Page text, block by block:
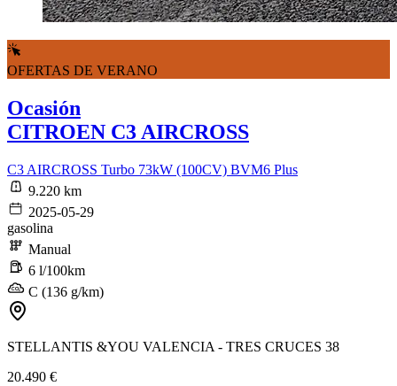
OFERTAS DE VERANO
Ocasión
CITROEN C3 AIRCROSS
C3 AIRCROSS Turbo 73kW (100CV) BVM6 Plus
9.220 km
2025-05-29
gasolina
Manual
6 l/100km
C (136 g/km)
STELLANTIS &YOU VALENCIA - TRES CRUCES 38
20.490 €